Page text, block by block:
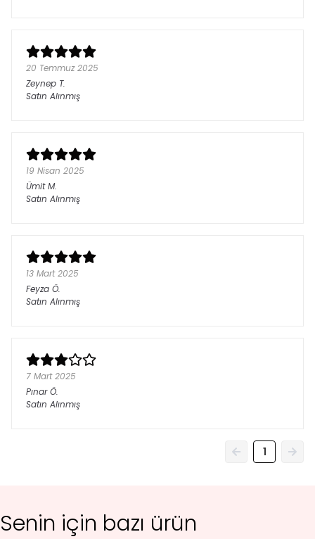
20 Temmuz 2025
Zeynep T.
Satın Alınmış
19 Nisan 2025
Ümit M.
Satın Alınmış
13 Mart 2025
Feyza Ö.
Satın Alınmış
7 Mart 2025
Pınar Ö.
Satın Alınmış
1
Senin için bazı ürün